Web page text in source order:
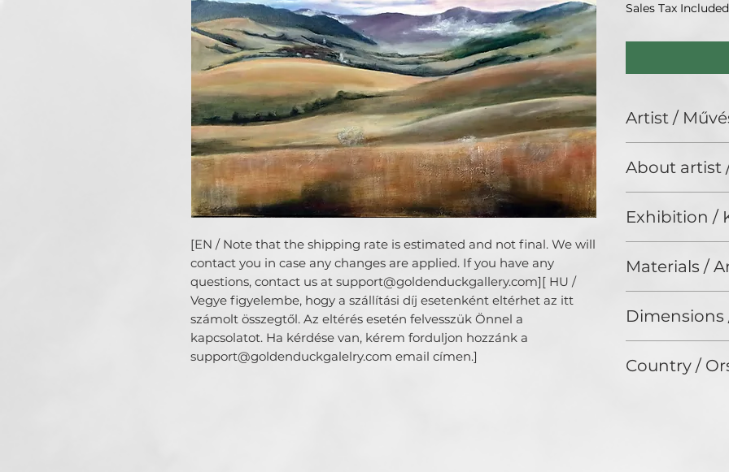
[EN / Note that the shipping rate is estimated and not final. We will
contact you in case any changes are applied. If you have any
questions, contact us at support@goldenduckgallery.com][ HU /
Vegye figyelembe, hogy a szállítási díj esetenként eltérhet az itt
számolt összegtől. Az eltérés esetén felvesszük Önnel a
kapcsolatot. Ha kérdése van, kérem forduljon hozzánk a
support@goldenduckgalelry.com email címen.]
Sales Tax Included
Artist /
About artist
Exhibition /
Materials /
Dimensions
Country /